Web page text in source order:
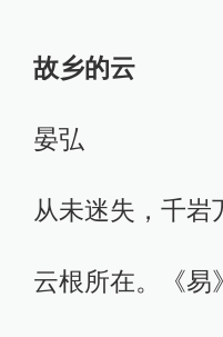
故乡的云
晏弘
从未迷失，千岩
云根所在。《易